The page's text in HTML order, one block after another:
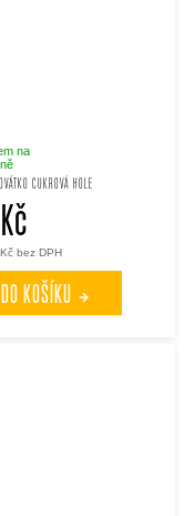
CUKROVÁ HOLE
na
bez DPH
DO KOŠÍKU